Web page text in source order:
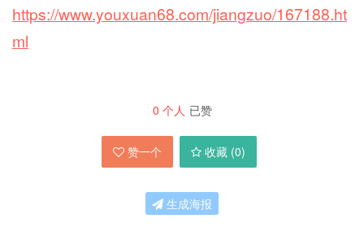
https://www.youxuan68.com/jiangzuo/167188.ht
ml
0 个人 已赞
赞一个 收藏 (0)
生成海报